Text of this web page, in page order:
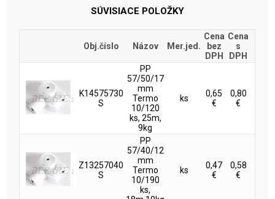
SÚVISIACE POLOŽKY
Obj.číslo Názov Mer.jed.
Cena
bez
DPH
Cena
s
DPH
K14575730
S
PP
57/50/17
mm
Termo
10/120
ks, 25m,
9kg
ks
0,65
€
0,80
€
Z13257040
S
PP
57/40/12
mm
Termo
10/190
ks,
ks
0,47
€
0,58
€